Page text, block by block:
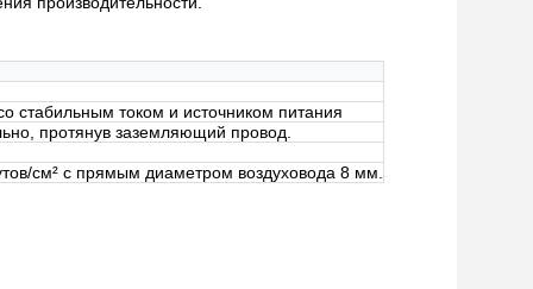
стабильным током и источником питания
протянув заземляющий провод.
см² с прямым диаметром воздуховода 8 мм.